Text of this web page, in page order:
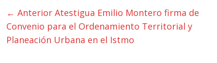
← Anterior Atestigua Emilio Montero firma de
Convenio para el Ordenamiento Territorial y
Planeación Urbana en el Istmo